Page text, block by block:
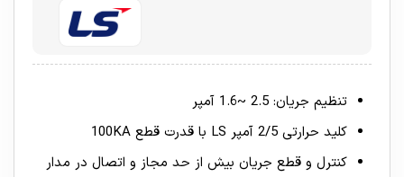
تنظیم جریان: 2.5 ~1.6 آمپر
کلید حرارتی 2/5 آمپر LS با قدرت قطع 100KA
کنترل و قطع جریان بیش از حد مجاز و اتصال در مدار